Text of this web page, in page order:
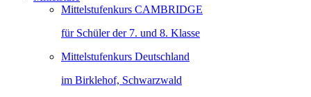
Mittelstufenkurs CAMBRIDGE
für Schüler der 7. und 8. Klasse
Mittelstufenkurs Deutschland
im Birklehof, Schwarzwald